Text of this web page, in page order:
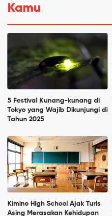
Kamu
5 Festival Kunang-kunang di
Tokyo yang Wajib Dikunjungi di
Tahun 2025
Kimino High School Ajak Turis
Asing Merasakan Kehidupan